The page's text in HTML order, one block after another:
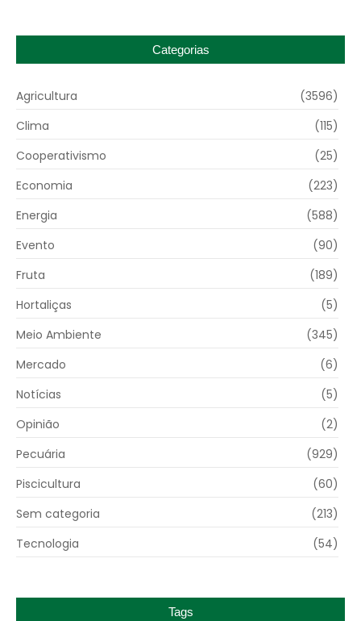
Categorias
Agricultura
(3596)
Clima
(115)
Cooperativismo
(25)
Economia
(223)
Energia
(588)
Evento
(90)
Fruta
(189)
Hortaliças
(5)
Meio Ambiente
(345)
Mercado
(6)
Notícias
(5)
Opinião
(2)
Pecuária
(929)
Piscicultura
(60)
Sem categoria
(213)
Tecnologia
(54)
Tags